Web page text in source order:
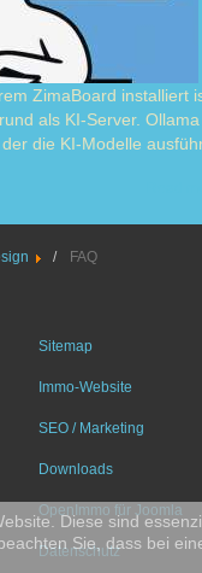
ZimaBoard installiert
als KI-Server. Ollama
die KI-Modelle
FAQ
Sitemap
Immo-Website
SEO / Marketing
Downloads
OpenImmo für Joomla
Datenschutz
Diese sind
Sie, dass bei